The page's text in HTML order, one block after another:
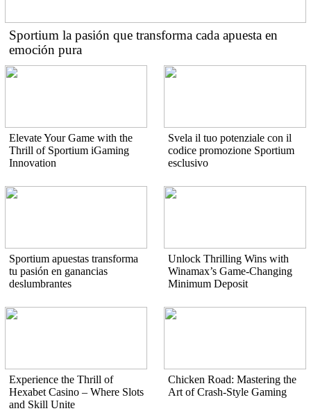
Sportium la pasión que transforma cada apuesta en
emoción pura
Elevate Your Game with the
Thrill of Sportium iGaming
Innovation
Svela il tuo potenziale con il
codice promozione Sportium
esclusivo
Sportium apuestas transforma
tu pasión en ganancias
deslumbrantes
Unlock Thrilling Wins with
Winamax’s Game-Changing
Minimum Deposit
Experience the Thrill of
Hexabet Casino – Where Slots
and Skill Unite
Chicken Road: Mastering the
Art of Crash-Style Gaming